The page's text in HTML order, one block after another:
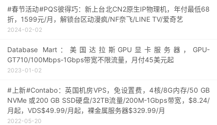
#春节活动#PQS彼得巧：新上台北CN2原生IP物理机，年付最低68
折，1599元/月，解锁台区动漫疯/NF奈飞/LINE TV/爱奇艺
2024-02-02
Database Mart：美国达拉斯GPU显卡服务器，GPU-
GT710/100Mbps-1Gbps带宽不限流量，月付45美元起
2023-01-02
#上新#Contabo：英国机房VPS，免设置费，4核/8G内存/50 GB
NVMe 或200 GB SSD硬盘/32TB流量/200M-1Gbps带宽，$8.24/
月起，VDS$49.99/月起，裸金属服务器$329.99/月
2022-05-20